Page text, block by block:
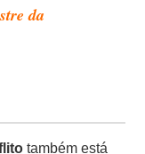
da
também está